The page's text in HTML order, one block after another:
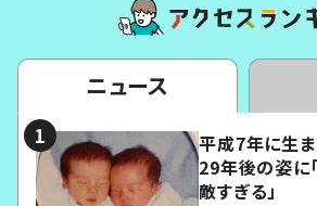
ニュース
平成7年に生
29年後の姿に
敵すぎる」